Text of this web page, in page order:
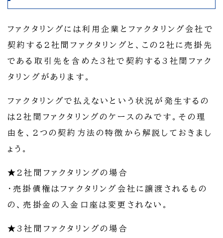
ファクタリングには利用企業とファクタリング会社で
契約する2社間ファクタリングと、この2社に売掛先
である取引先を含めた3社で契約する3社間ファク
タリングがあります。
ファクタリングで払えないという状況が発生するの
は2社間ファクタリングのケースのみです。その理
由を、2つの契約方法の特徴から解説しておきまし
ょう。
★2社間ファクタリングの場合
・売掛債権はファクタリング会社に譲渡されるもの
の、売掛金の入金口座は変更されない。
★3社間ファクタリングの場合